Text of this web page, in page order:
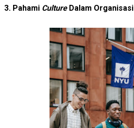
3. Pahami CultureDalam Organisasi